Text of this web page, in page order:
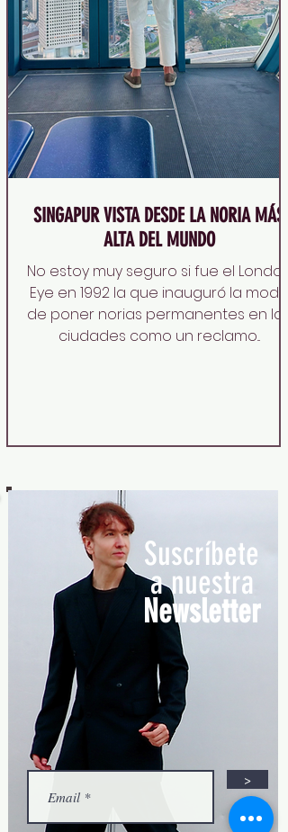
SINGAPUR VISTA DESDE LA NORIA MÁS
ALTA DEL MUNDO
No estoy muy seguro si fue el London
Eye en 1992 la que inauguró la moda
de poner norias permanentes en las
ciudades como un reclamo...
Suscríbete
a nuestra
Newsletter
>